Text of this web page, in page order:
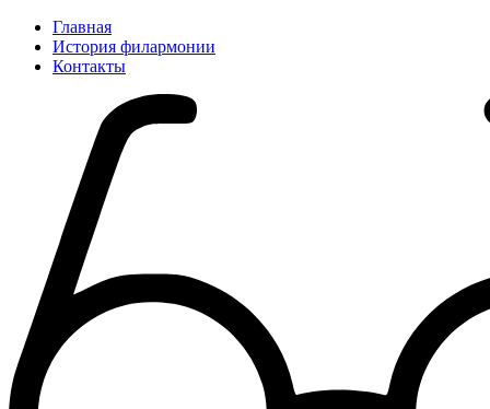
Главная
История филармонии
Контакты